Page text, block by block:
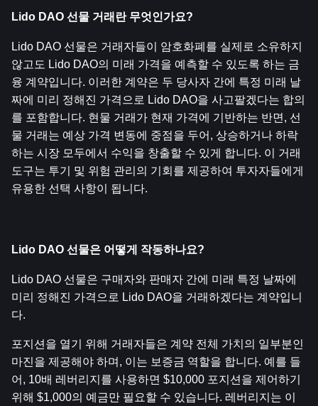
Lido DAO 선물 거래란 무엇인가요?
Lido DAO 선물은 거래자들이 암호화폐를 실제로 소유하지
않고도 Lido DAO의 미래 가격을 예측할 수 있도록 하는 금
융 계약입니다. 이러한 계약은 두 당사자 간에 특정 미래 날
짜에 미리 정해진 가격으로 Lido DAO을 사고팔겠다는 합의
를 포함합니다. 현물 거래가 현재 가격에 기반하는 반면, 선
물 거래는 예상 가격 변동에 중점을 두어, 상승하거나 하락
하는 시장 모두에서 수익을 창출할 수 있게 합니다. 이 거래
도구는 투기 및 위험 관리의 기회를 제공하여 투자자들에게
유용한 선택 사항이 됩니다.
Lido DAO 선물은 어떻게 작동하나요?
Lido DAO 선물은 구매자와 판매자 간에 미래 특정 날짜에
미리 정해진 가격으로 Lido DAO을 거래하겠다는 계약입니
다.
포지션을 열기 위해 거래자들은 계약 전체 가치의 일부분인
마진을 제공해야 하며, 이는 보증금 역할을 합니다. 예를 들
어, 10배 레버리지를 사용하면 $10,000 포지션을 제어하기
위해 $1,000의 예금만 필요할 수 있습니다. 레버리지는 이